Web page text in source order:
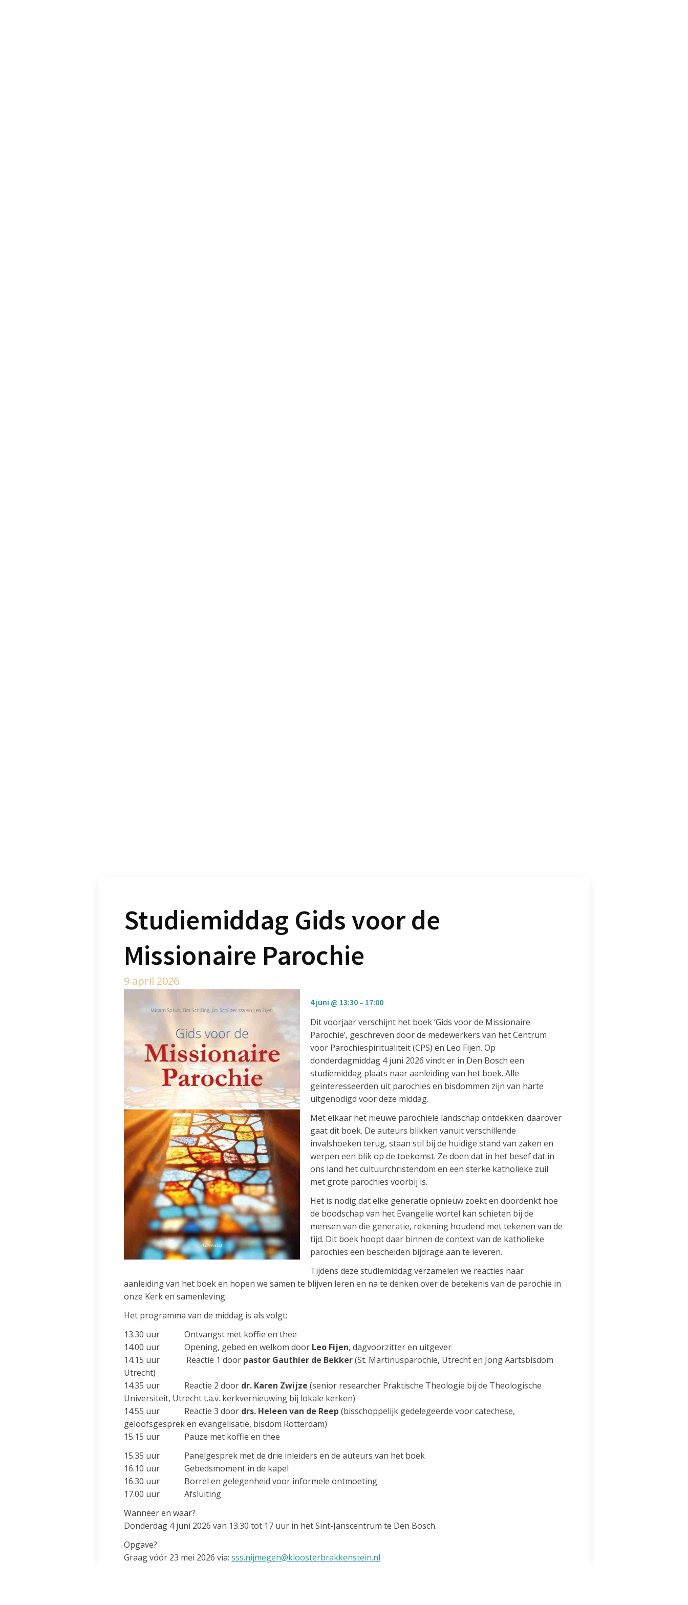
Studiemiddag Gids voor de
Missionaire Parochie
9 april 2026
4 juni @ 13:30 – 17:00
Dit voorjaar verschijnt het boek ‘Gids voor de Missionaire
Parochie’, geschreven door de medewerkers van het Centrum
voor Parochiespiritualiteit (CPS) en Leo Fijen. Op
donderdagmiddag 4 juni 2026 vindt er in Den Bosch een
studiemiddag plaats naar aanleiding van het boek. Alle
geïnteresseerden uit parochies en bisdommen zijn van harte
uitgenodigd voor deze middag.
Met elkaar het nieuwe parochiële landschap ontdekken: daarover
gaat dit boek. De auteurs blikken vanuit verschillende
invalshoeken terug, staan stil bij de huidige stand van zaken en
werpen een blik op de toekomst. Ze doen dat in het besef dat in
ons land het cultuurchristendom en een sterke katholieke zuil
met grote parochies voorbij is.
Het is nodig dat elke generatie opnieuw zoekt en doordenkt hoe
de boodschap van het Evangelie wortel kan schieten bij de
mensen van die generatie, rekening houdend met tekenen van de
tijd. Dit boek hoopt daar binnen de context van de katholieke
parochies een bescheiden bijdrage aan te leveren.
Tijdens deze studiemiddag verzamelen we reacties naar
aanleiding van het boek en hopen we samen te blijven leren en na te denken over de betekenis van de parochie in
onze Kerk en samenleving.
Het programma van de middag is als volgt:
13.30 uur Ontvangst met koffie en thee
14.00 uur Opening, gebed en welkom door Leo Fijen, dagvoorzitter en uitgever
14.15 uur Reactie 1 door pastor Gauthier de Bekker(St. Martinusparochie, Utrecht en Jong Aartsbisdom
Utrecht)
14.35 uur Reactie 2 door dr. Karen Zwijze (senior researcher Praktische Theologie bij de Theologische
Universiteit, Utrecht t.a.v. kerkvernieuwing bij lokale kerken)
14.55 uur Reactie 3 door drs. Heleen van de Reep (bisschoppelijk gedelegeerde voor catechese,
geloofsgesprek en evangelisatie, bisdom Rotterdam)
15.15 uur Pauze met koffie en thee
15.35 uur Panelgesprek met de drie inleiders en de auteurs van het boek
16.10 uur Gebedsmoment in de kapel
16.30 uur Borrel en gelegenheid voor informele ontmoeting
17.00 uur Afsluiting
Wanneer en waar?
Donderdag 4 juni 2026 van 13.30 tot 17 uur in het Sint-Janscentrum te Den Bosch.
Opgave?
Graag vóór 23 mei 2026 via: sss.nijmegen@kloosterbrakkenstein.nl